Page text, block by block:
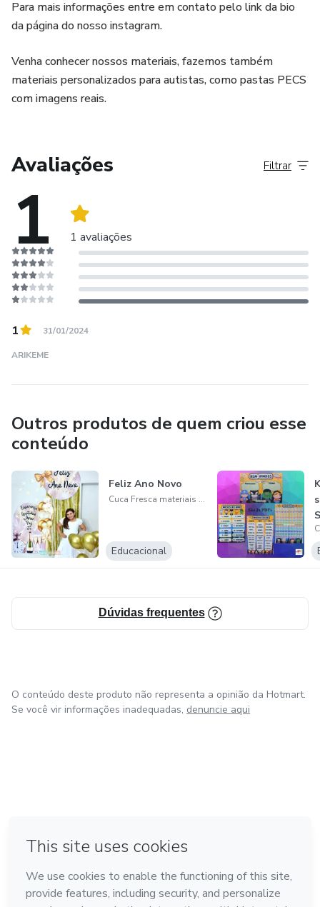
Para mais informações entre em contato pelo link da bio
da página do nosso instagram.
Venha conhecer nossos materiais, fazemos também
materiais personalizados para autistas, como pastas PECS
com imagens reais.
Avaliações
1 1 avaliações
Filtrar
1 31/01/2024
ARIKEME
Outros produtos de quem criou esse
conteúdo
Feliz Ano Novo
Cuca Fresca materiais pedagógicos
Educacional
Dúvidas frequentes
O conteúdo deste produto não representa a opinião da Hotmart.
Se você vir informações inadequadas, denuncie aqui
Feito com ❤ em Bogotá